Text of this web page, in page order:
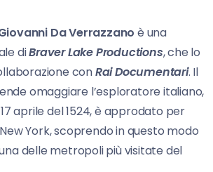
Da Verrazzano è una
diBraver Lake Productions, che lo
conRai Documentari. Il
omaggiare l’esploratore italiano,
aprile del 1524, è approdato per
York, scoprendo in questo modo
delle metropoli più visitate del